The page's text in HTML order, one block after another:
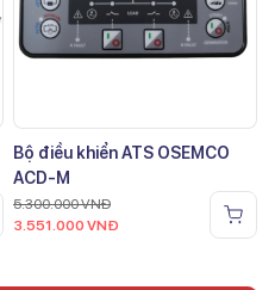
Bộ điều khiển ATS OSEMCO
ACD-M
5.300.000VNĐ
3.551.000 VNĐ